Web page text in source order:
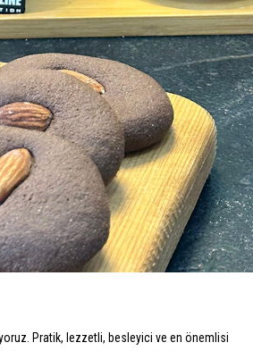
Pratik, lezzetli, besleyici ve en önemlisi